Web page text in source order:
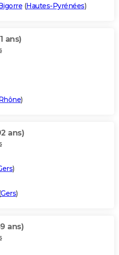
(Hautes-Pyrénées)
ans)
)
ans)
)
Gers)
ans)